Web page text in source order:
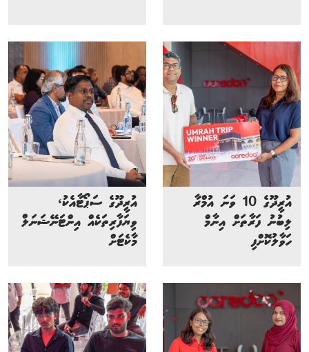
އުރީދޫގެ 10 ވަނަ އުމްރާ
ލިބުނު ފަރާތަށް އިނާމް
ހަވާލުކޮށްފި
އުރީދޫގެ ސަޕޯޓާއެކު،
ވިޔަފާރިތަކެއް އިންޓަނޭޝަނަލް
މާކެޓަށް